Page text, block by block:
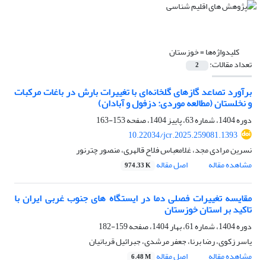
کلیدواژه‌ها =خوزستان
تعداد مقالات: 2
برآورد تصاعد گازهای گلخانه‌ای با تغییرات بارش در باغات مرکبات
و نخلستان (مطالعه موردی: دزفول و آبادان)
دوره 1404، شماره 63، پاییز 1404، صفحه
153-163
10.22034/jcr.2025.259081.1393
نسرین مرادی مجد، غلامعباس فلاح قالهری، منصور چترنور
مشاهده مقاله
اصل مقاله 974.33 K
مقایسه تغییرات فصلی دما در ایستگاه های جنوب غربی ایران با
تاکید بر استان خوزستان
دوره 1404، شماره 61، بهار 1404، صفحه
159-182
یاسر زکوی، رضا برنا، جعفر مرشدی، جبرائیل قربانیان
مشاهده مقاله
اصل مقاله 6.48 M